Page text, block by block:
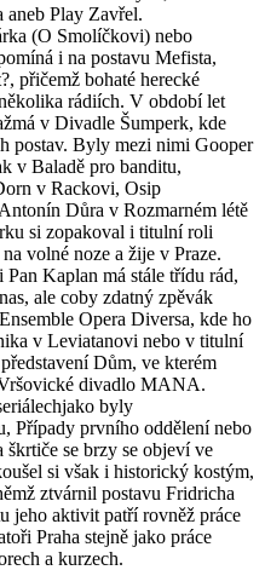
Play Zavřel.
(O Smolíčkovi) nebo
i na postavu Mefista,
přičemž bohaté herecké
rádiích. V období let
v Divadle Šumperk, kde
postav. Byly mezi nimi Gooper
v Baladě pro banditu,
v Rackovi, Osip
Důra v Rozmarném létě
si zopakoval i titulní roli
volné noze a žije v Praze.
Kaplan má stále třídu rád,
ale coby zdatný zpěvák
Opera Diversa, kde ho
v Leviatanovi nebo v titulní
Dům, ve kterém
divadlo MANA.
byly
Případy prvního oddělení nebo
se brzy se objeví ve
si však i historický kostým,
ztvárnil postavu Fridricha
jeho aktivit patří rovněž práce
Praha stejně jako práce
a kurzech.